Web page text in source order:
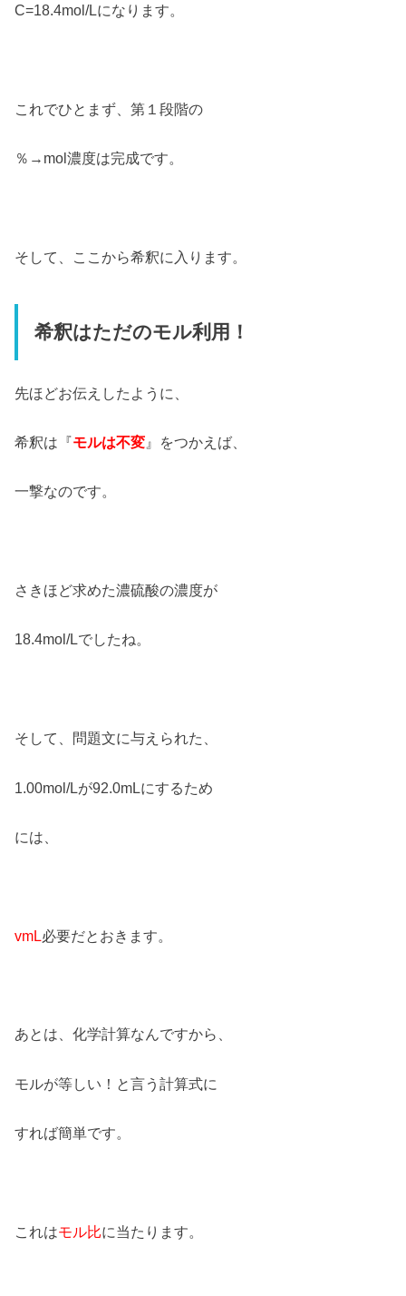
C=18.4mol/Lになります。
これでひとまず、第１段階の
％→mol濃度は完成です。
そして、ここから希釈に入ります。
希釈はただのモル利用！
先ほどお伝えしたように、
希釈は『モルは不変 』をつかえば、
一撃なのです。
さきほど求めた濃硫酸の濃度が
18.4mol/Lでしたね。
そして、問題文に与えられた、
1.00mol/Lが92.0mLにするため
には、
vmL 必要だとおきます。
あとは、化学計算なんですから、
モルが等しい！と言う計算式に
すれば簡単です。
これはモル比に当たります。